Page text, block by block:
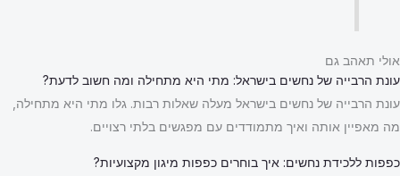
אולי תאהב גם
עונת הרבייה של נחשים בישראל: מתי היא מתחילה ומה חשוב לדעת?
עונת הרבייה של נחשים בישראל מעלה שאלות רבות. גלו מתי היא מתחילה,
מה מאפיין אותה ואיך מתמודדים עם מפגשים בלתי רצויים.
כפפות ללכידת נחשים: איך בוחרים כפפות מיגון מקצועיות?